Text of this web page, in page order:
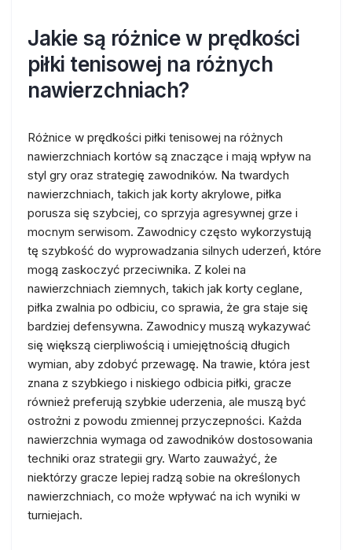
Jakie są różnice w prędkości
piłki tenisowej na różnych
nawierzchniach?
Różnice w prędkości piłki tenisowej na różnych
nawierzchniach kortów są znaczące i mają wpływ na
styl gry oraz strategię zawodników. Na twardych
nawierzchniach, takich jak korty akrylowe, piłka
porusza się szybciej, co sprzyja agresywnej grze i
mocnym serwisom. Zawodnicy często wykorzystują
tę szybkość do wyprowadzania silnych uderzeń, które
mogą zaskoczyć przeciwnika. Z kolei na
nawierzchniach ziemnych, takich jak korty ceglane,
piłka zwalnia po odbiciu, co sprawia, że gra staje się
bardziej defensywna. Zawodnicy muszą wykazywać
się większą cierpliwością i umiejętnością długich
wymian, aby zdobyć przewagę. Na trawie, która jest
znana z szybkiego i niskiego odbicia piłki, gracze
również preferują szybkie uderzenia, ale muszą być
ostrożni z powodu zmiennej przyczepności. Każda
nawierzchnia wymaga od zawodników dostosowania
techniki oraz strategii gry. Warto zauważyć, że
niektórzy gracze lepiej radzą sobie na określonych
nawierzchniach, co może wpływać na ich wyniki w
turniejach.